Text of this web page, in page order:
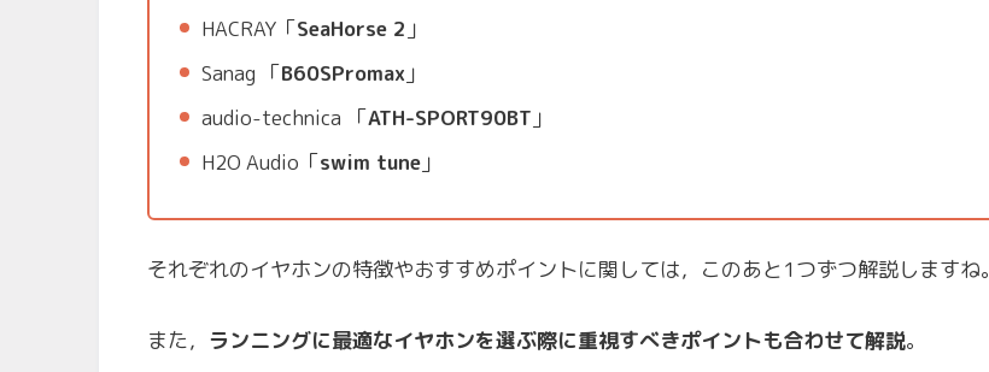
HACRAY「SeaHorse 2 」
Sanag 「B60SPromax 」
audio-technica
「ATH-SPORT90BT 」
H2O Audio「swim tune」
それぞれのイヤホンの特徴やおすすめポイントに関しては，このあと1つずつ解説しますね。
また， ランニングに最適なイヤホンを選ぶ際に重視すべきポイントも合わせて解説。